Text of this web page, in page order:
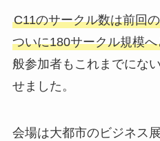
C11のサークル数は前回
ついに180サークル規模
般参加者もこれまでにな
せました。
会場は大都市のビジネス